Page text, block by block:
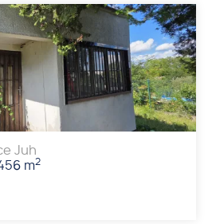
Juh
m2